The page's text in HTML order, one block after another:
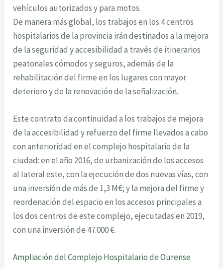
vehículos autorizados y para motos.
De manera más global, los trabajos en los 4 centros
hospitalarios de la provincia irán destinados a la mejora
de la seguridad y accesibilidad a través de itinerarios
peatonales cómodos y seguros, además de la
rehabilitación del firme en los lugares con mayor
deterioro y de la renovación de la señalización.
Este contrato da continuidad a los trabajos de mejora
de la accesibilidad y refuerzo del firme llevados a cabo
con anterioridad en el complejo hospitalario de la
ciudad: en el año 2016, de urbanización de los accesos
al lateral este, con la ejecución de dos nuevas vías, con
una inversión de más de 1,3 M€; y la mejora del firme y
reordenación del espacio en los accesos principales a
los dos centros de este complejo, ejecutadas en 2019,
con una inversión de 47.000 €.
Ampliación del Complejo Hospitalario de Ourense